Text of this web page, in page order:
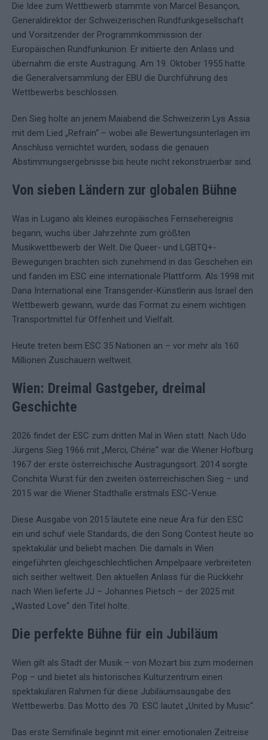
Die Idee zum Wettbewerb stammte von Marcel Besançon,
Generaldirektor der Schweizerischen Rundfunkgesellschaft
und Vorsitzender der Programmkommission der
Europäischen Rundfunkunion. Er initiierte den Anlass und
übernahm die erste Austragung. Am 19. Oktober 1955 hatte
die Generalversammlung der EBU die Durchführung des
Wettbewerbs beschlossen.
Den Sieg holte an jenem Maiabend die Schweizerin Lys Assia
mit dem Lied „Refrain“ – wobei alle Bewertungsunterlagen im
Anschluss vernichtet wurden, sodass die genauen
Abstimmungsergebnisse bis heute nicht rekonstruierbar sind.
Von sieben Ländern zur globalen Bühne
Was in Lugano als kleines europäisches Fernsehereignis
begann, wuchs über Jahrzehnte zum größten
Musikwettbewerb der Welt. Die Queer- und LGBTQ+-
Bewegungen brachten sich zunehmend in das Geschehen ein
und fanden im ESC eine internationale Plattform. Als 1998 mit
Dana International eine Transgender-Künstlerin aus Israel den
Wettbewerb gewann, wurde das Format zu einem wichtigen
Transportmittel für Offenheit und Vielfalt.
Heute treten beim ESC 35 Nationen an – vor mehr als 160
Millionen Zuschauern weltweit.
Wien: Dreimal Gastgeber, dreimal
Geschichte
2026 findet der ESC zum dritten Mal in Wien statt. Nach Udo
Jürgens Sieg 1966 mit „Merci, Chérie“ war die Wiener Hofburg
1967 der erste österreichische Austragungsort. 2014 sorgte
Conchita Wurst für den zweiten österreichischen Sieg – und
2015 war die Wiener Stadthalle erstmals ESC-Venue.
Diese Ausgabe von 2015 läutete eine neue Ära für den ESC
ein und schuf viele Standards, die den Song Contest heute so
spektakulär und beliebt machen. Die damals in Wien
eingeführten gleichgeschlechtlichen Ampelpaare verbreiteten
sich seither weltweit. Den aktuellen Anlass für die Rückkehr
nach Wien lieferte JJ – Johannes Pietsch – der 2025 mit
„Wasted Love“ den Titel holte.
Die perfekte Bühne für ein Jubiläum
Wien gilt als Stadt der Musik – von Mozart bis zum modernen
Pop – und bietet als historisches Kulturzentrum einen
spektakulären Rahmen für diese Jubiläumsausgabe des
Wettbewerbs. Das Motto des 70. ESC lautet „United by Music“.
Das erste Semifinale beginnt mit einer emotionalen Zeitreise